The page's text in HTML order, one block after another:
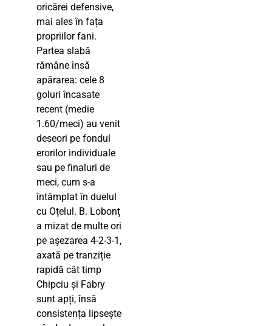
oricărei defensive,
mai ales în fața
propriilor fani.
Partea slabă
rămâne însă
apărarea: cele 8
goluri încasate
recent (medie
1.60/meci) au venit
deseori pe fondul
erorilor individuale
sau pe finaluri de
meci, cum s-a
întâmplat în duelul
cu Oțelul. B. Lobonț
a mizat de multe ori
pe așezarea 4-2-3-1,
axată pe tranziție
rapidă cât timp
Chipciu și Fabry
sunt apți, însă
consistența lipsește